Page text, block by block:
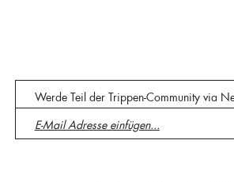
Werde Teil der Trippen-Community via